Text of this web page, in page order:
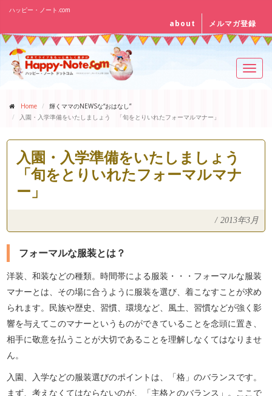
ハッピー・ノート.com
about メルマガ登録
Home
輝くママのNEWSな“おはなし”
入園・入学準備をいたしましょう 「旬をとりいれたフォーマルマナー」
入園・入学準備をいたしましょう
「旬をとりいれたフォーマルマナ
ー」
/ 2013年3月
フォーマルな服装とは？
洋装、和装などの種類。時間帯による服装・・・フォーマルな服装
マナーとは、その場に合うように服装を選び、着こなすことが求め
られます。民族や歴史、習慣、環境など、風土、習慣などが強く影
響を与えてこのマナーというものができていることを念頭に置き、
相手に敬意を払うことが大切であることを理解しなくてはなりませ
ん。
入園、入学などの服装選びのポイントは、「格」のバランスです。
まず、考えなくてはならないのが、「主格とのバランス」。ここで